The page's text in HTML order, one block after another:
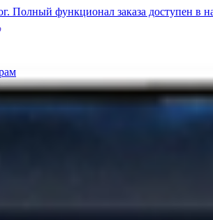
Полный функционал заказа доступен в